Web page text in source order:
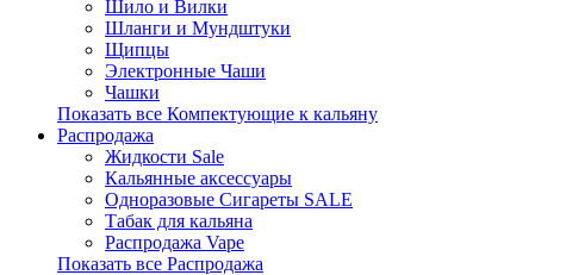
Шило и Вилки
Шланги и Мундштуки
Щипцы
Электронные Чаши
Чашки
Показать все Компектующие к кальяну
Распродажа
Жидкости Sale
Кальянные аксессуары
Одноразовые Сигареты SALE
Табак для кальяна
Распродажа Vape
Показать все Распродажа